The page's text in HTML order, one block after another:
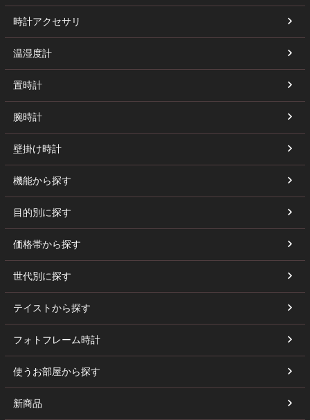
時計アクセサリ
温湿度計
置時計
腕時計
壁掛け時計
機能から探す
目的別に探す
価格帯から探す
世代別に探す
テイストから探す
フォトフレーム時計
使うお部屋から探す
新商品